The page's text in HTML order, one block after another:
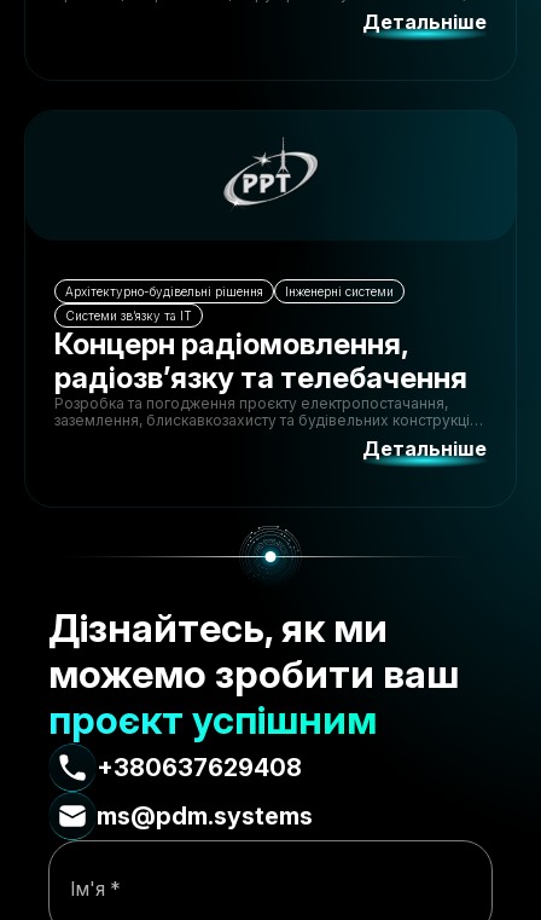
включаючи адаптацію простору, інженерні мережі та
Детальніше
Архітектурно-будівельні рішення
Інженерні системи
Системи зв’язку та ІТ
Концерн радіомовлення,
радіозв’язку та телебачення
Розробка та погодження проєкту електропостачання,
заземлення, блискавкозахисту та будівельних конструкцій
станції супутникового зв'язку НаціональноїДетальніше
Дізнайтесь, як ми
можемо зробити ваш
проєкт успішним
+380637629408
ms@pdm.systems
Ім'я